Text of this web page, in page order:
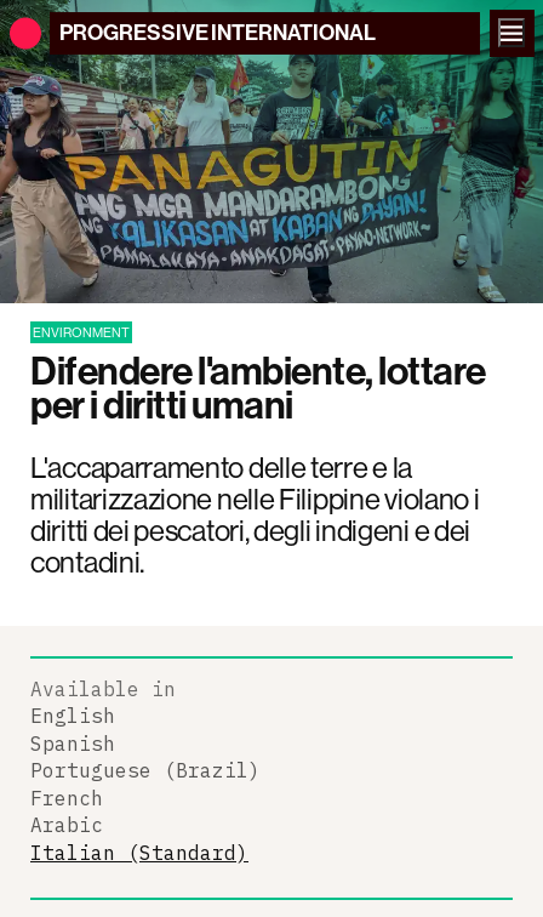
PROGRESSIVEINTERNATIONAL
ENVIRONMENT
Difendere l'ambiente, lottare
per i diritti umani
L'accaparramento delle terre e la
militarizzazione nelle Filippine violano i
diritti dei pescatori, degli indigeni e dei
contadini.
Available in
English
Spanish
Portuguese (Brazil)
French
Arabic
Italian (Standard)